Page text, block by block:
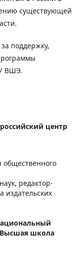
существующей
поддержку,
ВШЭ.
центр
общественного
редактор-
издательских
школа